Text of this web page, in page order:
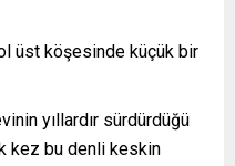
üst köşesinde küçük bir
yıllardır sürdürdüğü
kez bu denli keskin